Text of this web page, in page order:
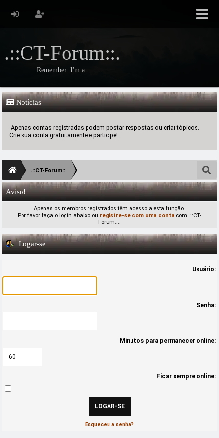
.::CT-Forum::.
Remember: I'm a...
Notícias
Apenas contas registradas podem postar respostas ou criar tópicos.
Crie sua conta gratuitamente e participe!
.::CT-Forum::.
Aviso!
Apenas os membros registrados têm acesso a esta função.
Por favor faça o login abaixo ou registre-se com uma conta com .::CT-
Forum::..
Logar-se
Usuário:
Senha:
Minutos para permanecer online:
Ficar sempre online:
Esqueceu a senha?